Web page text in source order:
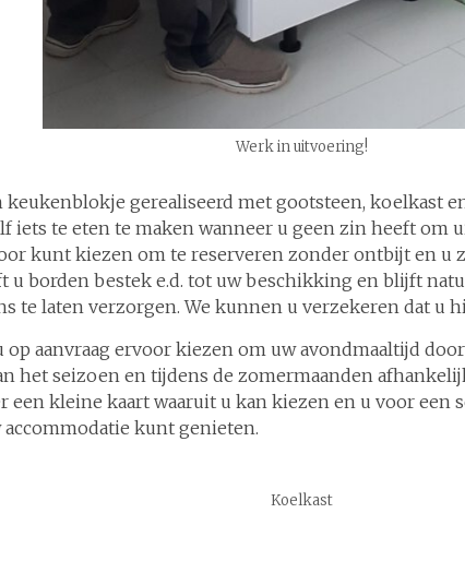
Werk in uitvoering!
keukenblokje gerealiseerd met gootsteen, koelkast
iets te eten te maken wanneer u geen zin heeft om
kunt kiezen om te reserveren zonder ontbijt en u
u borden bestek e.d. tot uw beschikking en blijft
te laten verzorgen. We kunnen u verzekeren dat u
op aanvraag ervoor kiezen om uw avondmaaltijd
het seizoen en tijdens de zomermaanden
een kleine kaart waaruit u kan kiezen en u voor een
kunt genieten.
Koelkast